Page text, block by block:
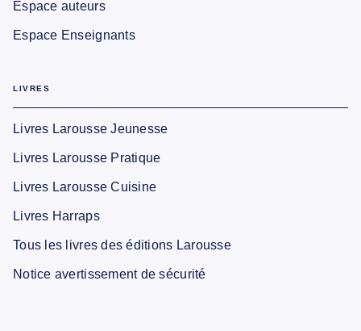
Espace auteurs
Espace Enseignants
LIVRES
Livres Larousse Jeunesse
Livres Larousse Pratique
Livres Larousse Cuisine
Livres Harraps
Tous les livres des éditions Larousse
Notice avertissement de sécurité